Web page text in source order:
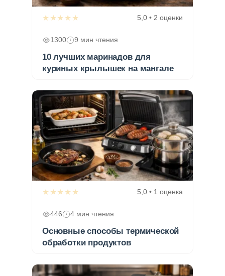
★★★★★ 5,0 • 2 оценки
1300 9 мин чтения
10 лучших маринадов для
куриных крылышек на мангале
★★★★★ 5,0 • 1 оценка
446 4 мин чтения
Основные способы термической
обработки продуктов